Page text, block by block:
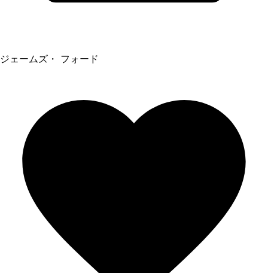
ジェームズ・ フォード